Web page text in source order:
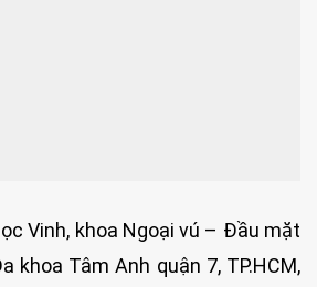
Vinh, khoa Ngoại vú – Đầu mặt
khoa Tâm Anh quận 7, TP.HCM,